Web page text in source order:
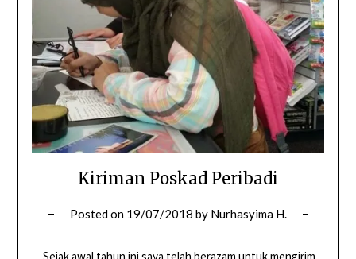
Kiriman Poskad Peribadi
Posted on 19/07/2018 by Nurhasyima H.
Sejak awal tahun ini saya telah berazam untuk mengirim